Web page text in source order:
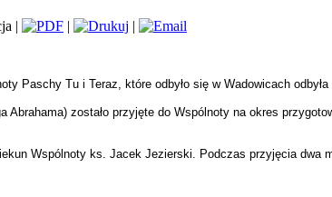
| | |
Paschy Tu i Teraz, które odbyło się w Wadowicach odbyła
Abrahama) zostało przyjęte do Wspólnoty na okres
Wspólnoty ks. Jacek Jezierski. Podczas przyjęcia dwa